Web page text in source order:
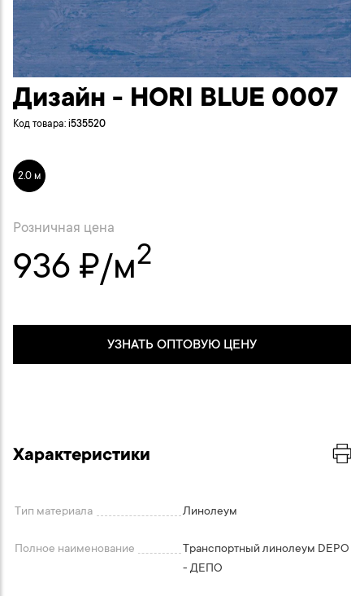
Дизайн - HORI BLUE 0007
Код товара: i535520
2.0 м
Розничная цена
936 ₽/м2
УЗНАТЬ ОПТОВУЮ ЦЕНУ
Характеристики
Тип материала Линолеум
Полное наименование
Транспортный линолеум DEPO
- ДЕПО